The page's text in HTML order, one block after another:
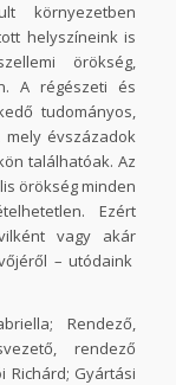
környezetben
helyszíneink is
örökség,
A régészeti és
tudományos,
évszázadok
találhatóak. Az
örökség minden
Ezért
vagy akár
– utódaink
Rendező,
rendező
Richárd; Gyártási